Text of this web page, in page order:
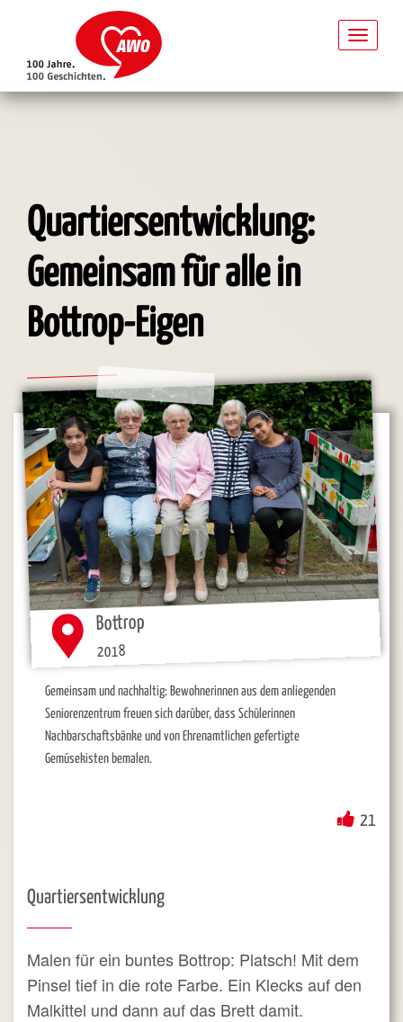
Quartiersentwicklung:
Gemeinsam für alle in
Bottrop-Eigen
Bottrop
2018
Gemeinsam und nachhaltig: Bewohnerinnen aus dem anliegenden
Seniorenzentrum freuen sich darüber, dass Schülerinnen
Nachbarschaftsbänke und von Ehrenamtlichen gefertigte
Gemüsekisten bemalen.
21
Quartiersentwicklung
Malen für ein buntes Bottrop: Platsch! Mit dem
Pinsel tief in die rote Farbe. Ein Klecks auf den
Malkittel und dann auf das Brett damit.